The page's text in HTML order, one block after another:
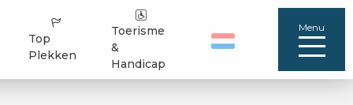
Top
Plekken
Toerisme
&
Handicap
Menu